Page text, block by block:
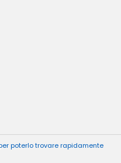
poterlo trovare rapidamente